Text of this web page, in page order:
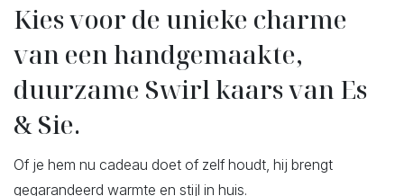
Kies voor de unieke charme
van een handgemaakte,
duurzame Swirl kaars van Es
& Sie.
Of je hem nu cadeau doet of zelf houdt, hij brengt
gegarandeerd warmte en stijl in huis.